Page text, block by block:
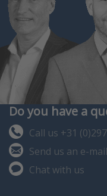
Do you have a
Call us +31
Send us an e-mail
Chat with us